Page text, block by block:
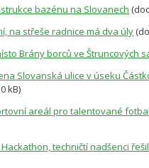
bazénu na Slovanech
na střeše radnice má dva úly
Brány borců ve Štruncových
Slovanská ulice v úseku
kB)
areál pro talentované
techničtí nadšenci